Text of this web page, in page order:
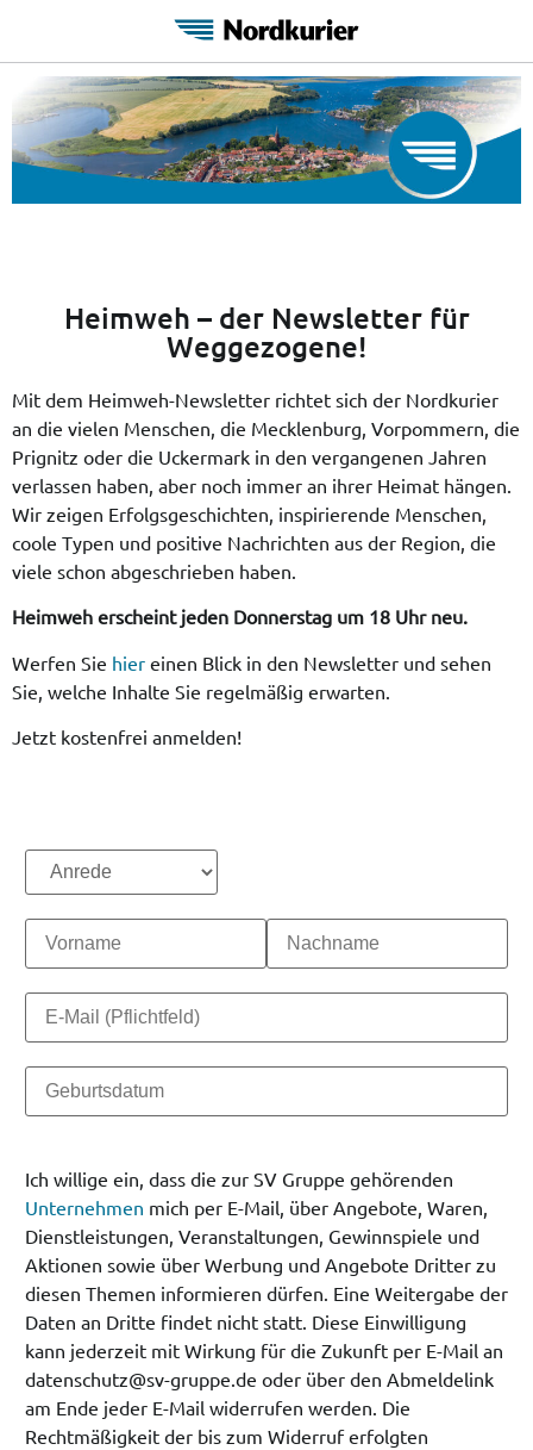
Heimweh –der Newsletter für
Weggezogene!
Mit dem Heimweh-Newsletter richtet sich der Nordkurier
an die vielen Menschen, die Mecklenburg, Vorpommern, die
Prignitz oder die Uckermark in den vergangenen Jahren
verlassen haben, aber noch immer an ihrer Heimat hängen.
Wir zeigen Erfolgsgeschichten, inspirierende Menschen,
coole Typen und positive Nachrichten aus der Region, die
viele schon abgeschrieben haben.
Heimweh erscheint jeden Donnerstag um 18 Uhr neu.
Werfen Sie hier einen Blick in den Newsletter und sehen
Sie, welche Inhalte Sie regelmäßig erwarten.
Jetzt kostenfrei anmelden!
Ich willige ein, dass die zur SV Gruppe gehörenden
Unternehmen mich per E-Mail, über Angebote, Waren,
Dienstleistungen, Veranstaltungen, Gewinnspiele und
Aktionen sowie über Werbung und Angebote Dritter zu
diesen Themen informieren dürfen. Eine Weitergabe der
Daten an Dritte findet nicht statt. Diese Einwilligung
kann jederzeit mit Wirkung für die Zukunft per E-Mail an
datenschutz@sv-gruppe.de oder über den Abmeldelink
am Ende jeder E-Mail widerrufen werden. Die
Rechtmäßigkeit der bis zum Widerruf erfolgten